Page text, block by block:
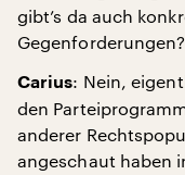
gibt’s da auch
Gegenforderungen?
Carius: Nein,
den
anderer
angeschaut haben